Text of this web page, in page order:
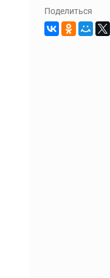
Поделиться